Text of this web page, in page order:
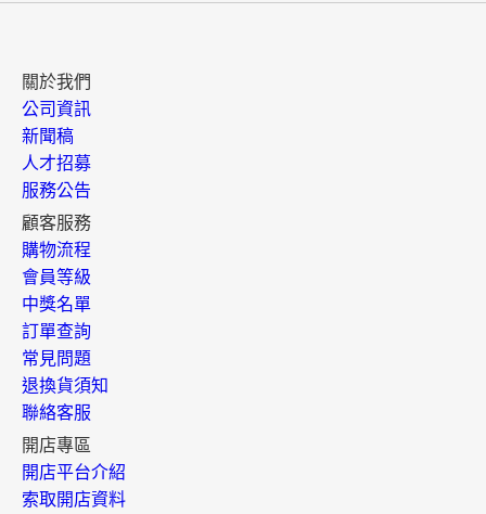
關於我們
公司資訊
新聞稿
人才招募
服務公告
顧客服務
購物流程
會員等級
中獎名單
訂單查詢
常見問題
退換貨須知
聯絡客服
開店專區
開店平台介紹
索取開店資料